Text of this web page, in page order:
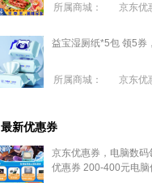
所属商城：
京东优
益宝湿厕纸*5包 领5券
所属商城： 京东优
最新优惠券
京东优惠券，电脑数
优惠券 200-400元电脑